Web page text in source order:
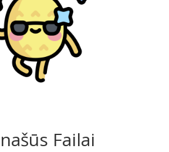
Failai